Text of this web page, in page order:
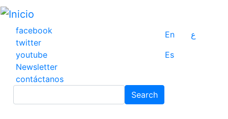
Pasar
contenido
principal
facebook
twitter
youtube
Newsletter
contáctanos
En
ع
Es
Search